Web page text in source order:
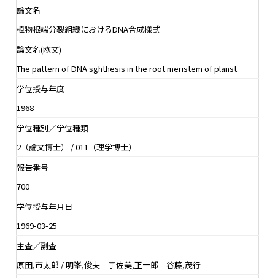
論文名
植物根端分裂組織におけるDNA合成様式
論文名(欧文)
The pattern of DNA sghthesis in the root meristem of planst
学位授与年度
1968
学位種別／学位種類
2（論文博士） / 011（理学博士）
報告番号
700
学位授与年月日
1969-03-25
主査／副査
原田,市太郎 / 明峯,俊夫 宇佐美,正一郎 谷藤,茂行